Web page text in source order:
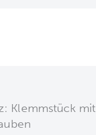
Klemmstück mit